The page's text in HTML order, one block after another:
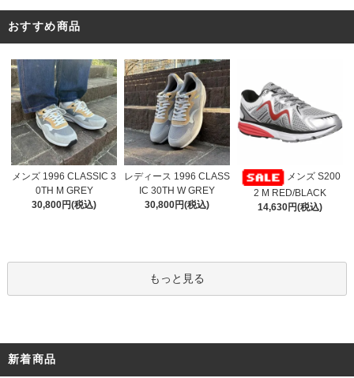
おすすめ商品
メンズ 1996 CLASSIC 3
0TH M GREY
30,800円(税込)
レディース 1996 CLASS
IC 30TH W GREY
30,800円(税込)
メンズ S200
2 M RED/BLACK
14,630円(税込)
もっと見る
新着商品